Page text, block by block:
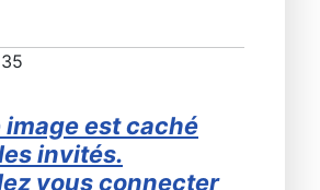
image est caché
invités.
vous connecter